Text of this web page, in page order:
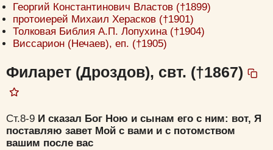
Георгий Константинович Властов (†1899)
протоиерей Михаил Херасков (†1901)
Толковая Библия А.П. Лопухина (†1904)
Виссарион (Нечаев), еп. (†1905)
Филарет (Дроздов), свт. (†1867)
Ст.8-9 И сказал Бог Ною и сынам его с ним: вот, Я
поставляю завет Мой с вами и с потомством
вашим после вас